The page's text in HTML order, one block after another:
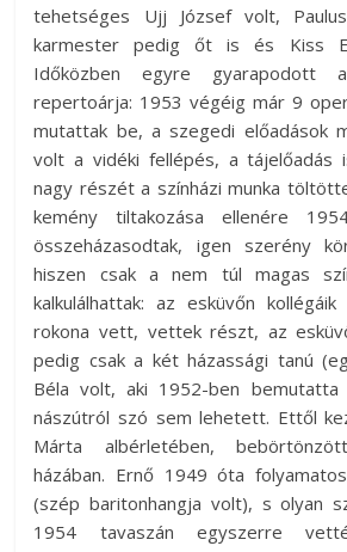
tehetséges Ujj József volt,
karmester pedig őt is és Kiss
Időközben egyre gyarapodott
repertoárja: 1953 végéig már 9
mutattak be, a szegedi előadások
volt a vidéki fellépés, a tájelőadás
nagy részét a színházi munka
kemény tiltakozása ellenére
összeházasodtak, igen szerény
hiszen csak a nem túl magas
kalkulálhattak: az esküvőn
rokona vett, vettek részt, az
pedig csak a két házassági tanú
Béla volt, aki 1952-ben bemutatta
nászútról szó sem lehetett. Ettől
Márta albérletében,
házában. Ernő 1949 óta
(szép baritonhangja volt), s olyan
1954 tavaszán egyszerre